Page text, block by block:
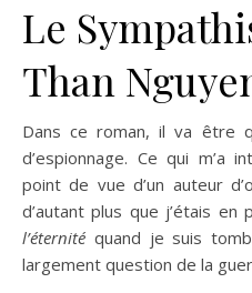
Le
Than
Dans ce roman, il va être
d’espionnage. Ce qui m’a
point de vue d’un auteur
d’autant plus que j’étais en
l’éternité quand je suis
largement question de la